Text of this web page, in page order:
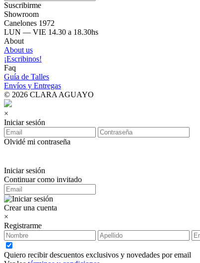
Suscribirme
Showroom
Canelones 1972
LUN — VIE 14.30 a 18.30hs
About
About us
¡Escribinos!
Faq
Guía de Talles
Envíos y Entregas
© 2026 CLARA AGUAYO
×
Iniciar sesión
Olvidé mi contraseña
Iniciar sesión
Continuar como invitado
Crear una cuenta
×
Registrarme
Quiero recibir descuentos exclusivos y novedades por email